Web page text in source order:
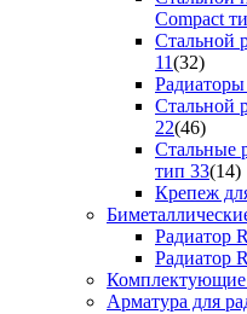
Compact
Стальной
11(32)
Стальной
22(46)
Стальные
тип 33(14)
Крепеж
Радиатор
Радиатор
Комплектующие
Арматура для